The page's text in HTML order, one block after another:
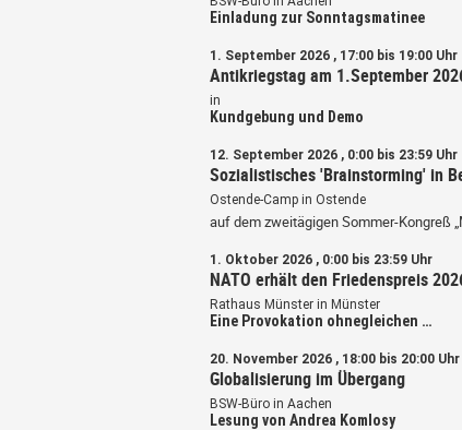
Einladung zur Sonntagsmatinee
1. September 2026 , 17:00 bis 19:00 Uhr
Antikriegstag am 1.September
in
Kundgebung und Demo
12. September 2026 , 0:00 bis 23:59 Uhr
Sozialistisches 'Brainstorming' in
Ostende-Camp in Ostende
auf dem zweitägigen Sommer-Kongreß
1. Oktober 2026 , 0:00 bis 23:59 Uhr
NATO erhält den Friedenspreis
Rathaus Münster in Münster
Eine Provokation ohnegleichen …
20. November 2026 , 18:00 bis 20:00 Uhr
Globalisierung im Übergang
BSW-Büro in Aachen
Lesung von Andrea Komlosy